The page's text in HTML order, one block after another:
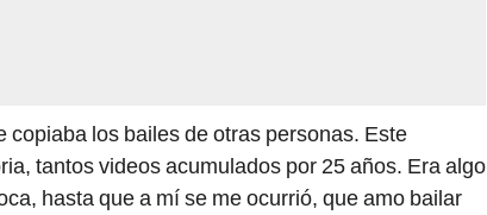
copiaba los bailes de otras personas. Este
tantos videos acumulados por 25 años. Era algo
hasta que a mí se me ocurrió, que amo bailar